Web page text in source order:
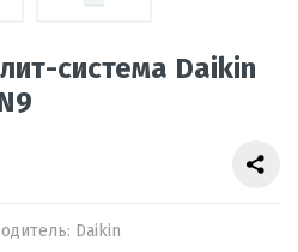
система Daikin
Daikin